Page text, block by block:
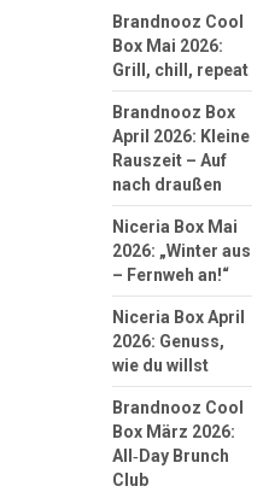
Brandnooz Cool
Box Mai 2026:
Grill, chill, repeat
Brandnooz Box
April 2026: Kleine
Rauszeit – Auf
nach draußen
Niceria Box Mai
2026: „Winter aus
– Fernweh an!“
Niceria Box April
2026: Genuss,
wie du willst
Brandnooz Cool
Box März 2026:
All‑Day Brunch
Club